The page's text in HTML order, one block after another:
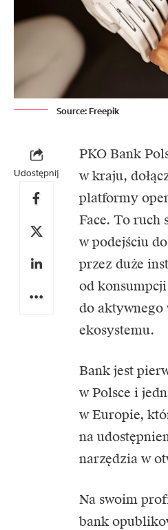
Source: Freepik
Udostępnij
PKO Bank
w kraju,
platformy
Face. To ruch
w podejściu
przez duże
od
do aktywnego
ekosystemu.
Bank jest
w Polsce i
w Europie,
na
narzędzia w
Na swoim
bank